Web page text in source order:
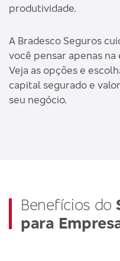
produtividade.
A Bradesco Seguros
você pensar apenas na
Veja as opções e
capital segurado e
seu negócio.
Benefícios do
para